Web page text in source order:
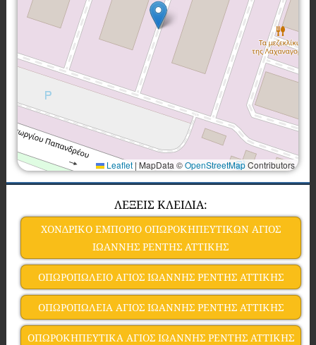
Leaflet | MapData ©OpenStreetMapContributors
ΛΕΞΕΙΣ ΚΛΕΙΔΙΑ:
ΧΟΝΔΡΙΚΟ ΕΜΠΟΡΙΟ ΟΠΩΡΟΚΗΠΕΥΤΙΚΩΝ ΑΓΙΟΣ
ΙΩΑΝΝΗΣ ΡΕΝΤΗΣ ΑΤΤΙΚΗΣ
ΟΠΩΡΟΠΩΛΕΙΟ ΑΓΙΟΣ ΙΩΑΝΝΗΣ ΡΕΝΤΗΣ ΑΤΤΙΚΗΣ
ΟΠΩΡΟΠΩΛΕΙΑ ΑΓΙΟΣ ΙΩΑΝΝΗΣ ΡΕΝΤΗΣ ΑΤΤΙΚΗΣ
ΟΠΩΡΟΚΗΠΕΥΤΙΚΑ ΑΓΙΟΣ ΙΩΑΝΝΗΣ ΡΕΝΤΗΣ ΑΤΤΙΚΗΣ